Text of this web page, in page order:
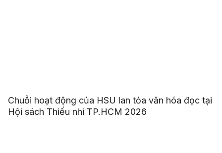
Chuỗi hoạt động của HSU lan tỏa văn hóa đọc tại
Hội sách Thiếu nhi TP.HCM 2026